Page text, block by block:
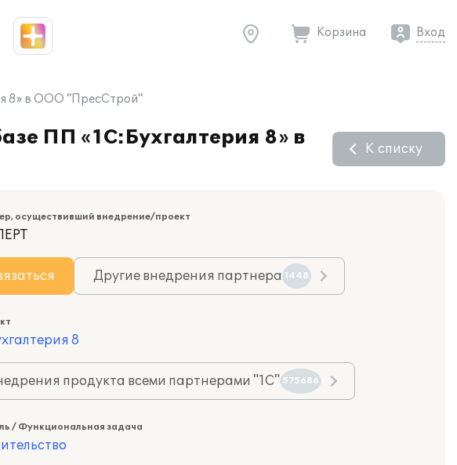
Корзина Вход
8» в ООО "ПресСтрой"
ПП «1С:Бухгалтерия 8» в
К списку
осуществивший внедрение/проект
Другие внедрения партнера 1448
8
продукта всеми партнерами "1С" 575686
/ Функциональная задача